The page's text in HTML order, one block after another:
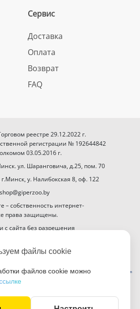
Сервис
Доставка
Оплата
Возврат
FAQ
реестре 29.12.2022 г.
регистрации № 192644842
03.05.2016 г.
ул. Шаранговича, д.25, пом. 70
у. Налибокская 8, оф. 122
– собственность интернет-
права защищены.
сайта без разрешения
файлы cookie
файлов cookie можно